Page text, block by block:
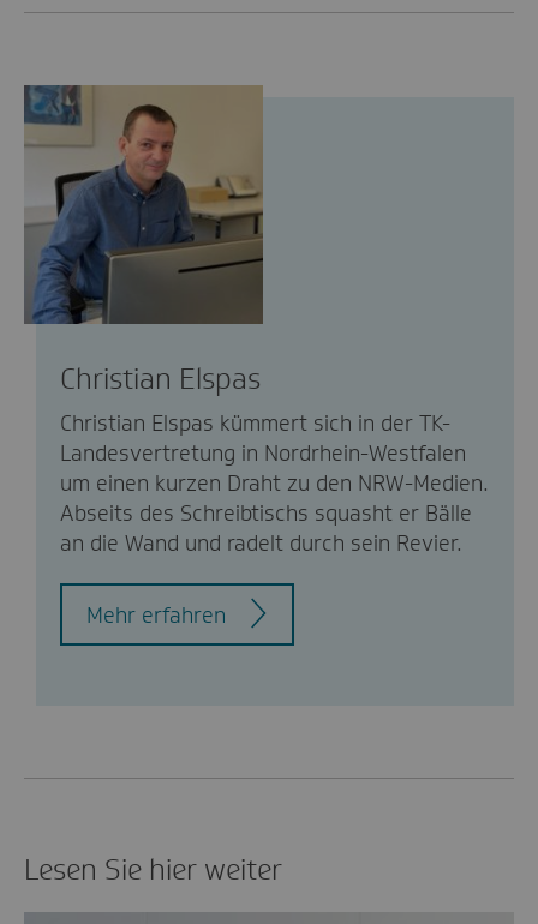
Christian Elspas
Christian Elspas kümmert sich in der TK-
Landesvertretung in Nordrhein-Westfalen
um einen kurzen Draht zu den NRW-Medien.
Abseits des Schreibtischs squasht er Bälle
an die Wand und radelt durch sein Revier.
Mehr erfahren
Lesen Sie hier weiter